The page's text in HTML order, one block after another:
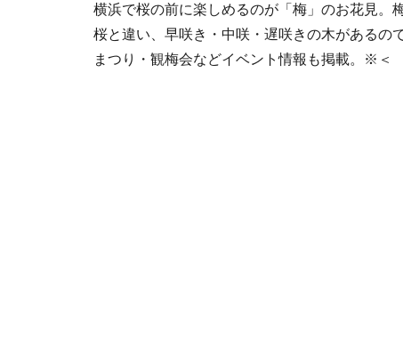
横浜で桜の前に楽しめるのが「梅」のお花見。
桜と違い、早咲き・中咲・遅咲きの木があるの
まつり・観梅会などイベント情報も掲載。※